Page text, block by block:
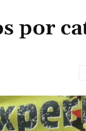
por